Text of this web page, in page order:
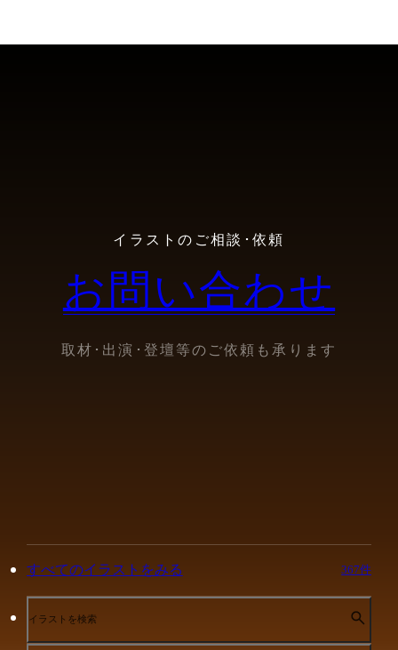
イラストのご相談･依頼
お問い合わせ
取材･出演･登壇等のご依頼も承ります
すべてのイラストをみる 367件
イラストを検索